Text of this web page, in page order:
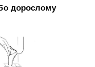
дорослому